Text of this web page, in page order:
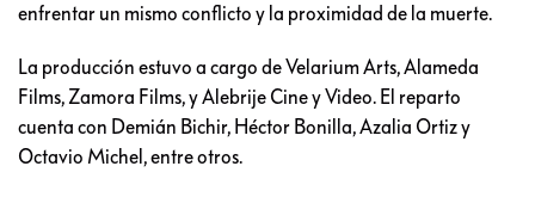
enfrentar un mismo conflicto y la proximidad de la muerte.
La producción estuvo a cargo de Velarium Arts, Alameda
Films, Zamora Films, y Alebrije Cine y Video. El reparto
cuenta con Demián Bichir, Héctor Bonilla, Azalia Ortiz y
Octavio Michel, entre otros.